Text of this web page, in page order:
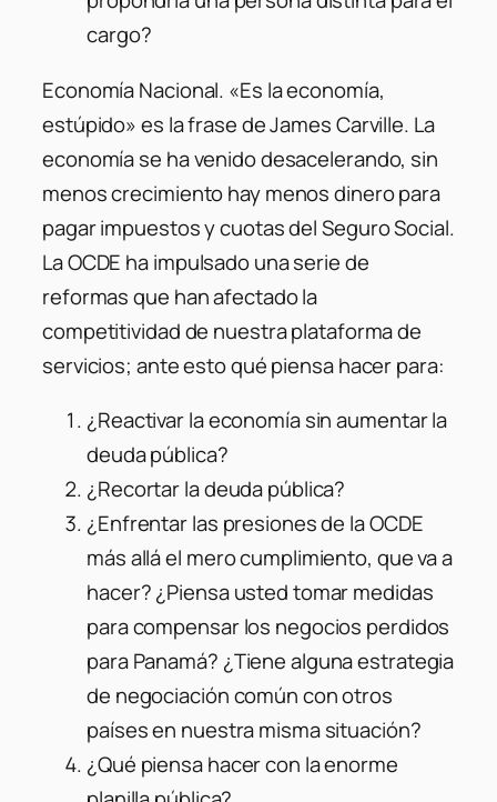
cargo?
Economía Nacional. «Es la economía,
estúpido» es la frase de James Carville. La
economía se ha venido desacelerando, sin
menos crecimiento hay menos dinero para
pagar impuestos y cuotas del Seguro Social.
La OCDE ha impulsado una serie de
reformas que han afectado la
competitividad de nuestra plataforma de
servicios; ante esto qué piensa hacer para:
¿Reactivar la economía sin aumentar la
deuda pública?
¿Recortar la deuda pública?
¿Enfrentar las presiones de la OCDE
más allá el mero cumplimiento, que va a
hacer? ¿Piensa usted tomar medidas
para compensar los negocios perdidos
para Panamá? ¿Tiene alguna estrategia
de negociación común con otros
países en nuestra misma situación?
¿Qué piensa hacer con la enorme